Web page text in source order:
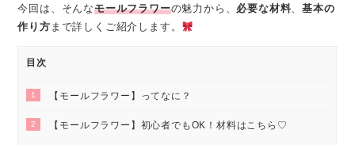
今回は、そんなモールフラワーの魅力から、 必要な材料、基本の
作り方 まで詳しくご紹介します。
目次
1 【モールフラワー】ってなに？
2 【モールフラワー】初心者でもOK！材料はこちら♡